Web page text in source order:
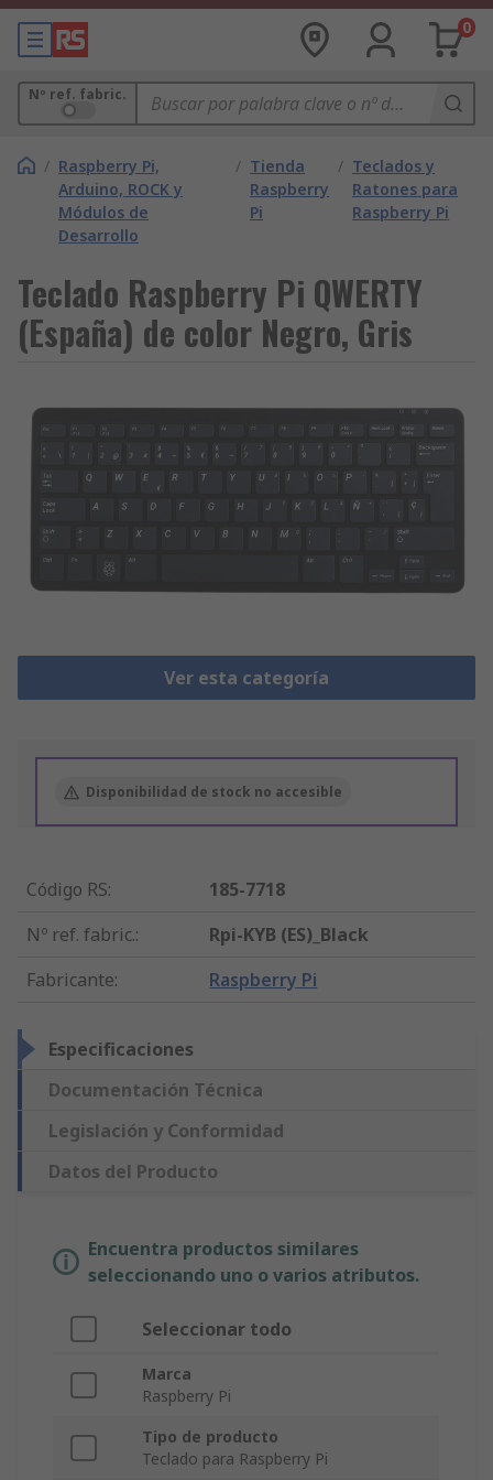
0
Nº ref. fabric.
/ Raspberry Pi,
Arduino, ROCK y
Módulos de
Desarrollo
/ Tienda
Raspberry
Pi
/ Teclados y
Ratones para
Raspberry Pi
Teclado Raspberry Pi QWERTY
(España) de color Negro, Gris
Ver esta categoría
Disponibilidad de stock no accesible
Código RS:
185-7718
Nº ref. fabric.:
Rpi-KYB (ES)_Black
Fabricante: Raspberry Pi
Especificaciones
Documentación Técnica
Legislación y Conformidad
Datos del Producto
Encuentra productos similares
seleccionando uno o varios atributos.
Seleccionar todo
Marca
Raspberry Pi
Tipo de producto
Teclado para Raspberry Pi